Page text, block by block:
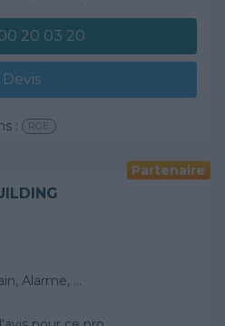
20 03 20
Devis
: RGE
Partenaire
Alarme, ...